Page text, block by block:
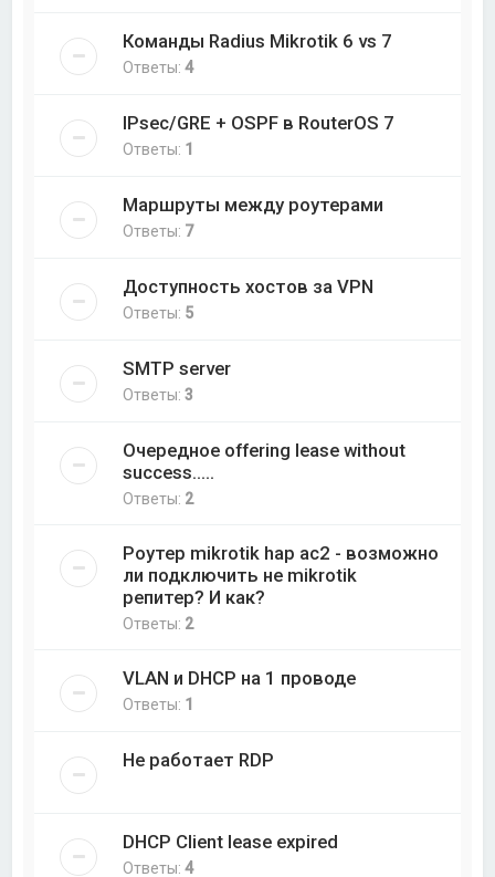
Команды Radius Mikrotik 6 vs 7
Ответы:4
IPsec/GRE + OSPF в RouterOS 7
Ответы: 1
Маршруты между роутерами
Ответы: 7
Доступность хостов за VPN
Ответы: 5
SMTP server
Ответы:3
Очередное offering lease without
success.....
Ответы: 2
Роутер mikrotik hap ac2 - возможно
ли подключить не mikrotik
репитер? И как?
Ответы: 2
VLAN и DHCP на 1 проводе
Ответы: 1
Не работает RDP
DHCP Client lease expired
Ответы:4